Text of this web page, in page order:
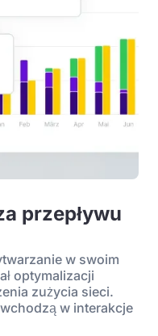
przepływu
w swoim
optymalizacji
zużycia sieci.
w interakcje